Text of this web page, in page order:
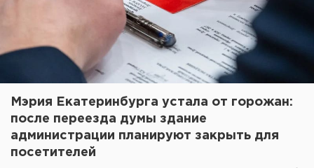
Мэрия Екатеринбурга устала от горожан:
после переезда думы здание
администрации планируют закрыть для
посетителей